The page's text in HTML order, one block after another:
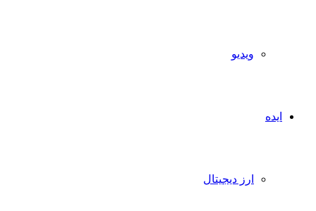
ویدیو
ایده
ارز دیجیتال